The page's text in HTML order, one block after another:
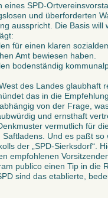
eines SPD-
und überforderten
ausspricht. Die Basis will
für einen klaren
Amt bewiesen haben.
bodenständig
des Landes glaubhaft
das in die
von der Frage,
und ernsthaft
vermutlich für
Und es paßt
der „SPD-Sierksdorf“.
empfohlenen
publico einen Tip in die
sind das etablierte,